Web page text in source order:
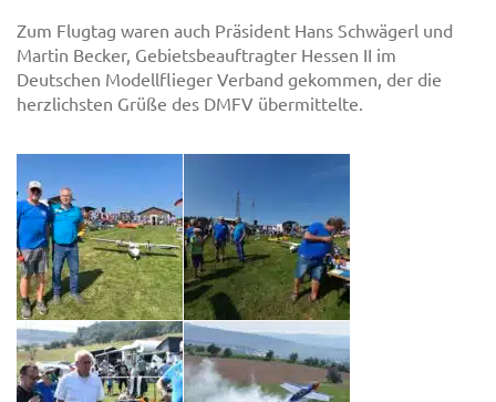
Zum Flugtag waren auch Präsident Hans Schwägerl und
Martin Becker, Gebietsbeauftragter Hessen II im
Deutschen Modellflieger Verband gekommen, der die
herzlichsten Grüße des DMFV übermittelte.